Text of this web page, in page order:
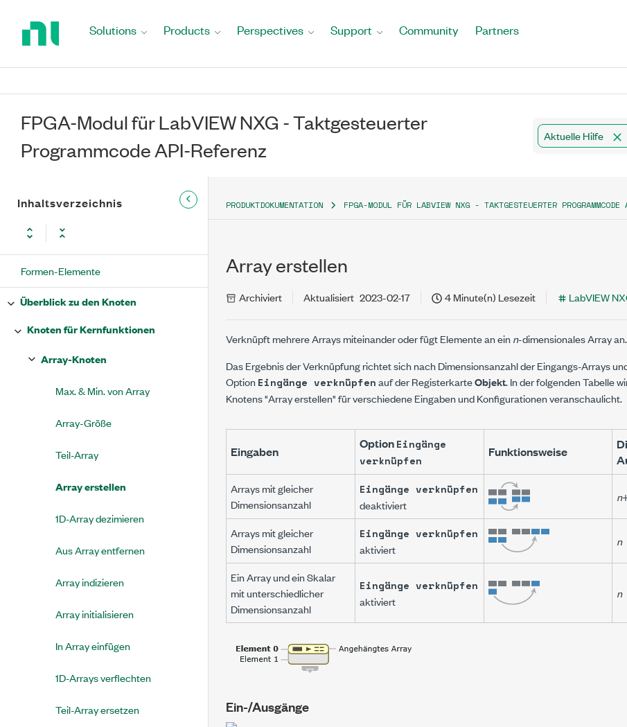
Solutions Products Perspectives Support Community Partners
FPGA-Modul für LabVIEW NXG - Taktgesteuerter
Programmcode API-Referenz
Aktuelle Hilfe
Inhaltsverzeichnis
Formen-Elemente
Überblick zu den Knoten
Knoten für Kernfunktionen
Array-Knoten
Max. & Min. von Array
Array-Größe
Teil-Array
Array erstellen
1D-Array dezimieren
Aus Array entfernen
Array indizieren
Array initialisieren
In Array einfügen
1D-Arrays verflechten
Teil-Array ersetzen
PRODUKTDOKUMENTATION FPGA-MODUL FÜR LABVIEW NXG - TAKTGESTEUERTER
Array erstellen
Archiviert Aktualisiert 2023-02-17 4 Minute(n) Lesezeit LabVIEW
Verknüpft mehrere Arrays miteinander oder fügt Elemente an einn-dimensionales Array an.
Das Ergebnis der Verknüpfung richtet sich nach Dimensionsanzahl der Eingangs-Arrays
OptionEingänge verknüpfenauf der RegisterkarteObjekt. In der folgenden Tabelle
Knotens "Array erstellen" für verschiedene Eingaben und Konfigurationen veranschaulicht.
Eingaben
OptionEingänge
verknüpfen
Funktionsweise
Arrays mit gleicher
Dimensionsanzahl
Eingänge verknüpfen
deaktiviert
n
Arrays mit gleicher
Dimensionsanzahl
Eingänge verknüpfen
aktiviert
n
Ein Array und ein Skalar
mit unterschiedlicher
Dimensionsanzahl
Eingänge verknüpfen
aktiviert
n
Ein-/Ausgänge